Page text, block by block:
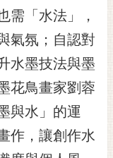
需「水法」，
氣氛；自認對
水墨技法與墨
花鳥畫家劉蓉
與水」的運
作，讓創作水